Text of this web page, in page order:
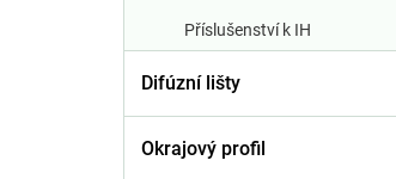
Příslušenství k IH
Difúzní lišty
Okrajový profil